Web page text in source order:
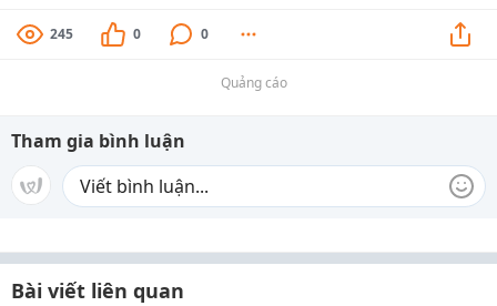
245 0 0
Quảng cáo
Tham gia bình luận
Bài viết liên quan